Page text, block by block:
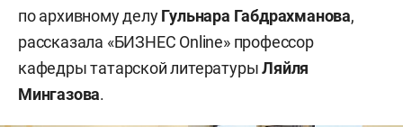
по архивному делуГульнара Габдрахманова,
рассказала «БИЗНЕС Online» профессор
кафедры татарской литературыЛяйля
Мингазова.